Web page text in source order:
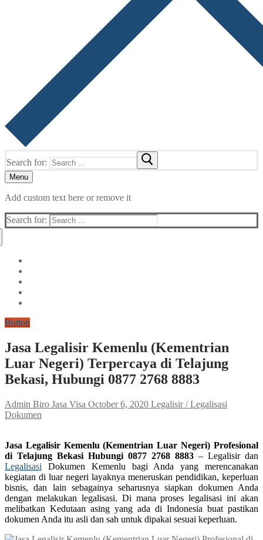
Search for:
Menu
Add custom text here or remove it
Search for:
Button
Jasa Legalisir Kemenlu (Kementrian
Luar Negeri) Terpercaya di Telajung
Bekasi, Hubungi 0877 2768 8883
Admin Biro Jasa Visa October 6, 2020 Legalisir / Legalisasi
Dokumen
Jasa Legalisir Kemenlu (Kementrian Luar Negeri) Profesional
di Telajung Bekasi Hubungi 0877 2768 8883 – Legalisir dan
Legalisasi Dokumen Kemenlu bagi Anda yang merencanakan
kegiatan di luar negeri layaknya meneruskan pendidikan, keperluan
bisnis, dan lain sebagainya seharusnya siapkan dokumen Anda
dengan melakukan legalisasi. Di mana proses legalisasi ini akan
melibatkan Kedutaan asing yang ada di Indonesia buat pastikan
dokumen Anda itu asli dan sah untuk dipakai sesuai keperluan.